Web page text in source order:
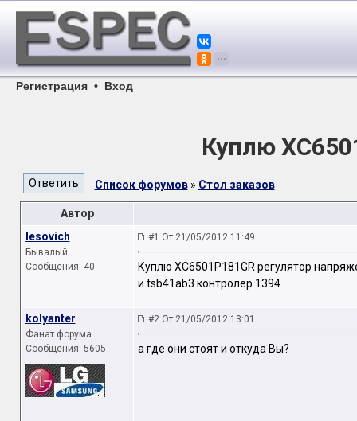
Регистрация • Вход
Куплю
Список форумов» Стол заказов
Автор
lesovich
Бывалый
Сообщения: 40
#1 От 21/05/2012 11:49
Куплю XC6501P181GR регулятор
и tsb41ab3 контролер 1394
kolyanter
Фанат форума
Сообщения: 5605
#2 От 21/05/2012 13:01
а где они стоят и откуда Вы?